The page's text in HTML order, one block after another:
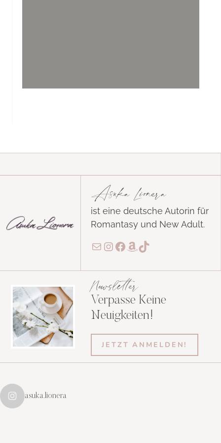
Asuka Lionera
ist eine deutsche Autorin für
Romantasy und New Adult.
E-MailInstagram
Facebook
Amazon
TikTok
Newsletter
Verpasse Keine
Neuigkeiten!
JETZT ANMELDEN!
asuka.lionera